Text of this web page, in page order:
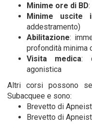
Mini­me ore di BD
Mini­me usci­te
addestramento)
Abi­li­ta­zio­ne:
pro­fon­di­tà mini­ma
Visi­ta medi­ca:
agonistica
Altri cor­si pos­so­no
Subac­quee e sono:
Bre­vet­to di
Bre­vet­to di